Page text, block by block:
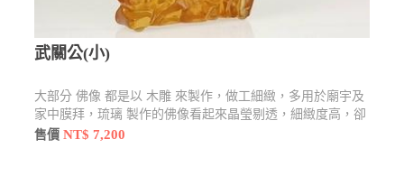
武關公(小)
大部分 佛像 都是以 木雕 來製作，做工細緻，多用於廟宇及
家中膜拜，琉璃 製作的佛像看起來晶瑩剔透，細緻度高，卻
也不失莊嚴感，還有許多型態及樣貌
售價NT$ 7,200